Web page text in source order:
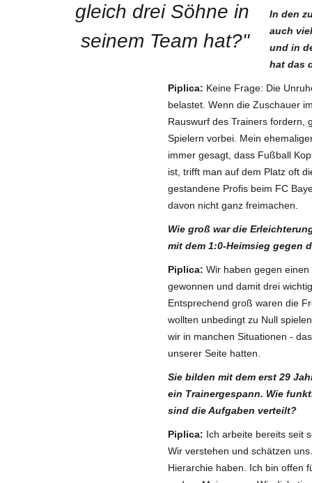
gleich drei Söhne in
seinem Team hat?"
In den
auch
und in
hat das
Piplica: Keine Frage: Die
belastet. Wenn die Zuschauer
Rauswurf des Trainers fordern,
Spielern vorbei. Mein
immer gesagt, dass Fußball
ist, trifft man auf dem Platz oft
gestandene Profis beim FC
davon nicht ganz freimachen.
Wie groß war die
mit dem 1:0-Heimsieg gegen
Piplica: Wir haben gegen
gewonnen und damit drei
Entsprechend groß waren die
wollten unbedingt zu Null
wir in manchen Situationen -
unserer Seite hatten.
Sie bilden mit dem erst 29
ein Trainergespann. Wie
sind die Aufgaben verteilt?
Piplica: Ich arbeite bereits seit
Wir verstehen und schätzen
Hierarchie haben. Ich bin offen